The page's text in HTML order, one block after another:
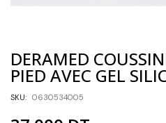
DERAMED
PIED AVEC GEL
SKU: 0630534005